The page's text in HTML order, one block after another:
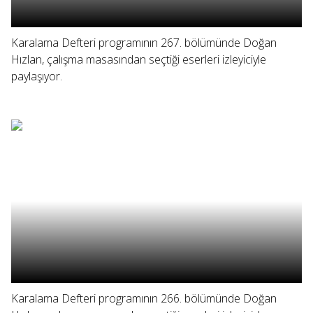
Karalama Defteri programının 267. bölümünde Doğan
Hızlan, çalışma masasından seçtiği eserleri izleyiciyle
paylaşıyor.
Karalama Defteri programının 266. bölümünde Doğan